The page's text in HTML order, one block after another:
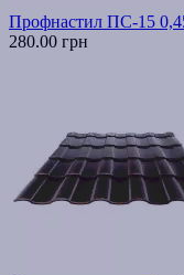
Профнастил ПС-15
280.00 грн